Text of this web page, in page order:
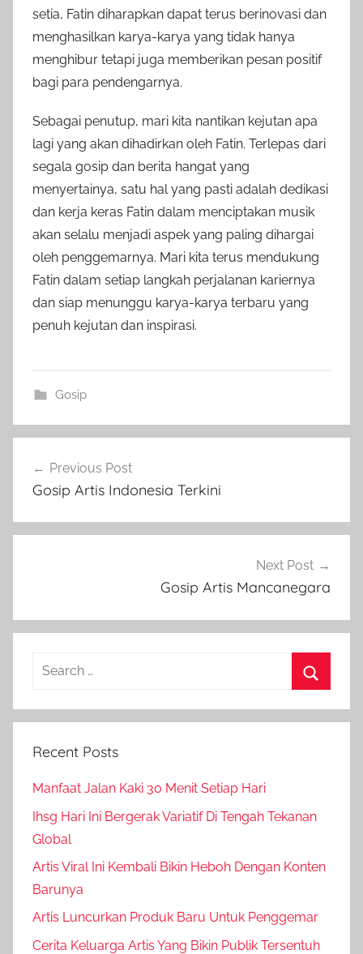
setia, Fatin diharapkan dapat terus berinovasi dan
menghasilkan karya-karya yang tidak hanya
menghibur tetapi juga memberikan pesan positif
bagi para pendengarnya.
Sebagai penutup, mari kita nantikan kejutan apa
lagi yang akan dihadirkan oleh Fatin. Terlepas dari
segala gosip dan berita hangat yang
menyertainya, satu hal yang pasti adalah dedikasi
dan kerja keras Fatin dalam menciptakan musik
akan selalu menjadi aspek yang paling dihargai
oleh penggemarnya. Mari kita terus mendukung
Fatin dalam setiap langkah perjalanan kariernya
dan siap menunggu karya-karya terbaru yang
penuh kejutan dan inspirasi.
Gosip
navigation
Previous Post
Gosip Artis Indonesia Terkini
Next Post
Gosip Artis Mancanegara
Search
Recent Posts
Manfaat Jalan Kaki 30 Menit Setiap Hari
Ihsg Hari Ini Bergerak Variatif Di Tengah Tekanan
Global
Artis Viral Ini Kembali Bikin Heboh Dengan Konten
Barunya
Artis Luncurkan Produk Baru Untuk Penggemar
Cerita Keluarga Artis Yang Bikin Publik Tersentuh